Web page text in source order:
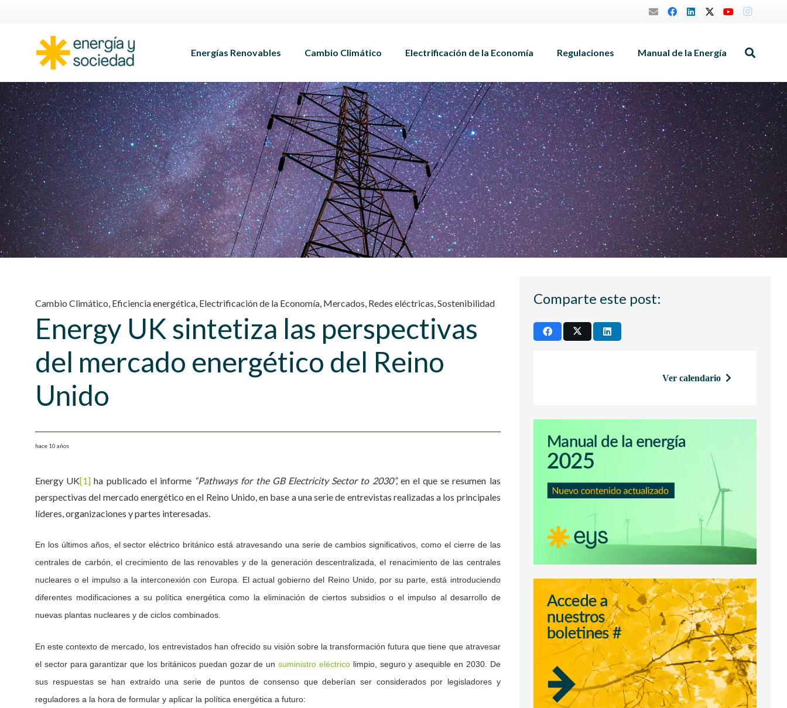
Energías Renovables Cambio Climático Electrificación de la Economía Regulaciones Manual de la Energía
Cambio Climático, Eficiencia energética, Electrificación de la Economía, Mercados, Redes eléctricas,Sostenibilidad
Energy UK sintetiza las perspectivas
del mercado energético del Reino
Unido
hace 10 años
Energy UK[1] ha publicado el informe “Pathways for the GB Electricity Sector to 2030”,en el que se resumen las
perspectivas del mercado energético en el Reino Unido, en base a una serie de entrevistas realizadas a los principales
líderes, organizaciones y partes interesadas.
En los últimos años, el sector eléctrico británico está atravesando una serie de cambios significativos, como el cierre de las
centrales de carbón, el crecimiento de las renovables y de la generación descentralizada, el renacimiento de las centrales
nucleares o el impulso a la interconexión con Europa. El actual gobierno del Reino Unido, por su parte, está introduciendo
diferentes modificaciones a su política energética como la eliminación de ciertos subsidios o el impulso al desarrollo de
nuevas plantas nucleares y de ciclos combinados.
En este contexto de mercado, los entrevistados han ofrecido su visión sobre la transformación futura que tiene que atravesar
el sector para garantizar que los británicos puedan gozar de unsuministro eléctricolimpio, seguro y asequible en 2030. De
sus respuestas se han extraído una serie de puntos de consenso que deberían ser considerados por legisladores y
reguladores a la hora de formular y aplicar la política energética a futuro:
Comparte este post:
Ver calendario